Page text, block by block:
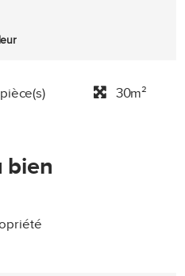
pièce(s) 30m²
bien